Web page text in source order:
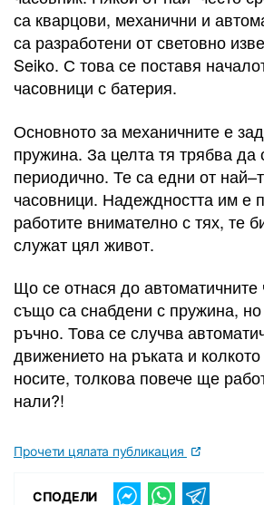
са кварцови, механични и
са разработени от световно
Seiko. С това се поставя
часовници с батерия.
Основното за механичните е
пружина. За целта тя трябва да
периодично. Те са едни от
часовници. Надеждността им е
работите внимателно с тях, те
служат цял живот.
Що се отнася до автоматичните
също са снабдени с пружина,
ръчно. Това се случва
движението на ръката и колкото
носите, толкова повече ще
нали?!
Прочети цялата публикация
СПОДЕЛИ